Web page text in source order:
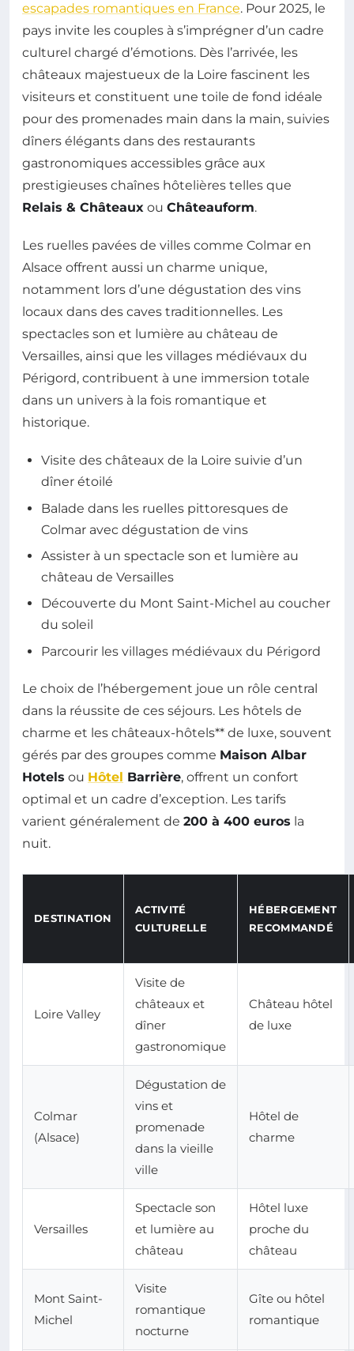
escapades romantiques en France. Pour 2025, le
pays invite les couples à s’imprégner d’un cadre
culturel chargé d’émotions. Dès l’arrivée, les
châteaux majestueux de la Loire fascinent les
visiteurs et constituent une toile de fond idéale
pour des promenades main dans la main, suivies
dîners élégants dans des restaurants
gastronomiques accessibles grâce aux
prestigieuses chaînes hôtelières telles que
Relais & Châteaux ou Châteauform.
Les ruelles pavées de villes comme Colmar en
Alsace offrent aussi un charme unique,
notamment lors d’une dégustation des vins
locaux dans des caves traditionnelles. Les
spectacles son et lumière au château de
Versailles, ainsi que les villages médiévaux du
Périgord, contribuent à une immersion totale
dans un univers à la fois romantique et
historique.
Visite des châteaux de la Loire suivie d’un
dîner étoilé
Balade dans les ruelles pittoresques de
Colmar avec dégustation de vins
Assister à un spectacle son et lumière au
château de Versailles
Découverte du Mont Saint-Michel au coucher
du soleil
Parcourir les villages médiévaux du Périgord
Le choix de l’hébergement joue un rôle central
dans la réussite de ces séjours. Les hôtels de
charme et les châteaux-hôtels** de luxe, souvent
gérés par des groupes comme Maison Albar
Hotels ou Hôtel Barrière, offrent un confort
optimal et un cadre d’exception. Les tarifs
varient généralement de 200 à 400 euros la
nuit.
DESTINATION
ACTIVITÉ
CULTURELLE
HÉBERGEMENT
RECOMMANDÉ
Loire Valley
Visite de
châteaux et
dîner
gastronomique
Château hôtel
de luxe
Colmar
(Alsace)
Dégustation de
vins et
promenade
dans la vieille
ville
Hôtel de
charme
Versailles
Spectacle son
et lumière au
château
Hôtel luxe
proche du
château
Mont Saint-
Michel
Visite
romantique
nocturne
Gîte ou hôtel
romantique